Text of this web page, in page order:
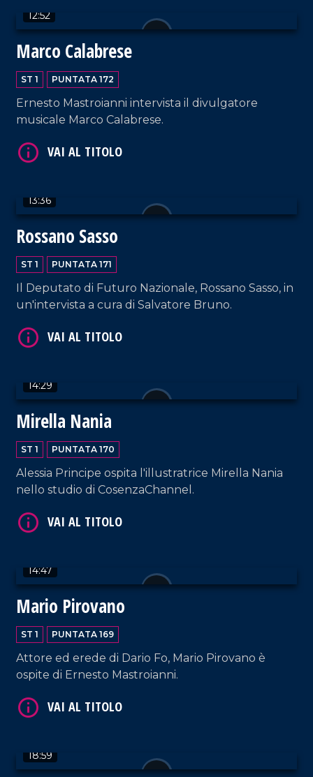
12:52
Marco Calabrese
ST 1 PUNTATA 172
Ernesto Mastroianni intervista il divulgatore
musicale Marco Calabrese.
13:36
Rossano Sasso
ST 1 PUNTATA 171
Il Deputato di Futuro Nazionale, Rossano Sasso, in
un'intervista a cura di Salvatore Bruno.
14:29
Mirella Nania
ST 1 PUNTATA 170
Alessia Principe ospita l'illustratrice Mirella Nania
nello studio di CosenzaChannel.
14:47
Mario Pirovano
ST 1 PUNTATA 169
Attore ed erede di Dario Fo, Mario Pirovano è
ospite di Ernesto Mastroianni.
18:59
VAI AL TITOLO
VAI AL TITOLO
VAI AL TITOLO
VAI AL TITOLO
VAI AL TITOLO